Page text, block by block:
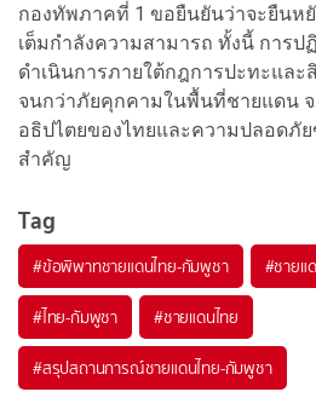
กองทัพภาคที่ 1 ขอยืนยันว่าจะยืนห
เต็มกำลังความสามารถ ทั้งนี้ การป
ดำเนินการภายใต้กฎการปะทะและ
จนกว่าภัยคุกคามในพื้นที่ชายแดน จ
อธิปไตยของไทยและความปลอดภั
สำคัญ
Tag
#ข้อพิพาทชายแดนไทย-กัมพูชา #ชายแ
#ไทย-กัมพูชา #ชายแดนไทย
#สรุปสถานการณ์ชายแดนไทย-กัมพูชา